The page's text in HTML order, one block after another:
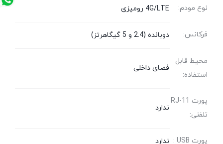
نوع مودم: 4G/LTE رومیزی
فرکانس: دوبانده (2.4 و 5 گیگاهرتز)
محیط قابل
استفاده:
فضای داخلی
پورت RJ-11
تلفنی:
ندارد
پورت USB : ندارد